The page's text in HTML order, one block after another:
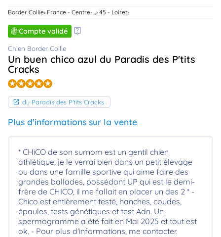
Border Collie 45 - Loiret
Compte validé
Chien Border Collie
Un buen chico azul du Paradis des P'tits
Cracks
du Paradis des P'tits Cracks
Plus d'informations sur la vente
* CHiCO de son surnom est un gentil chien
athlétique, je le verrai bien dans un petit élevage
ou dans une famille sportive qui aime faire des
grandes ballades, possédant UP qui est le demi-
frère de CHICO, il me fallait en placer un des 2 * -
Chico est entièrement testé, hanches, coudes,
épaules, tests génétiques et test Adn. Un
spermogramme a été fait en Mai 2025 et tout est
ok. - Pour plus d'informations, me contacter.